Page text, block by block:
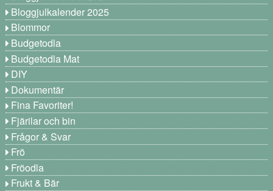
Bloggjulkalender 2025
Blommor
Budgetodla
Budgetodla Mat
DIY
Dokumentär
Fina Favoriter!
Fjärilar och bin
Frågor & Svar
Frö
Fröodla
Frukt & Bär